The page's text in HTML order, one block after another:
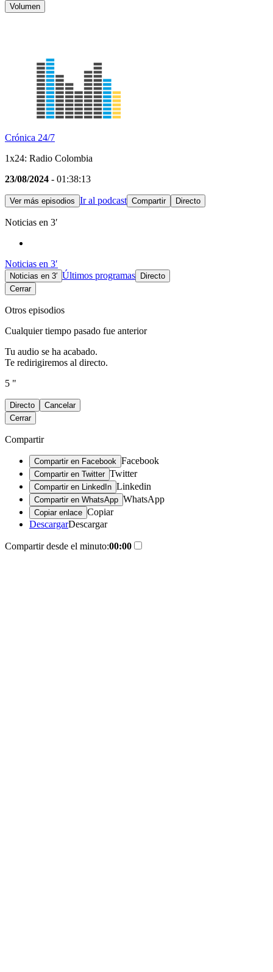
Volumen
Crónica 24/7
1x24: Radio Colombia
23/08/2024 - 01:38:13
Ver más episodios Ir al podcast Compartir Directo
Noticias en 3′
Noticias en 3′
Noticias en 3′ Últimos programas
Directo
Cerrar
Otros episodios
Cualquier tiempo pasado fue anterior
Tu audio se ha acabado.
Te redirigiremos al directo.
5 "
Directo
Cancelar
Cerrar
Compartir
Compartir en Facebook Facebook
Compartir en Twitter Twitter
Compartir en LinkedIn Linkedin
Compartir en WhatsApp WhatsApp
Copiar enlace Copiar
DescargarDescargar
Compartir desde el minuto:00:00